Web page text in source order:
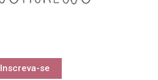
Inscreva-se